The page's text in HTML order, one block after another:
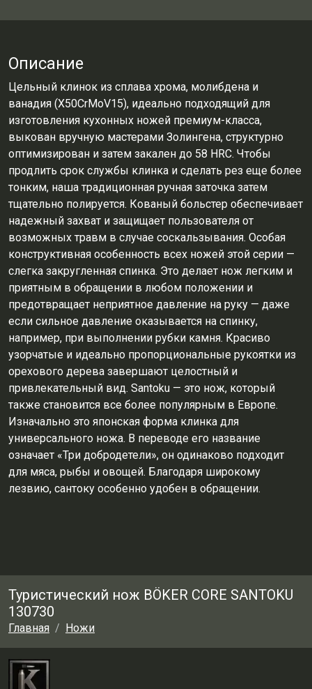
Описание
Цельный клинок из сплава хрома, молибдена и
ванадия (X50CrMoV15), идеально подходящий для
изготовления кухонных ножей премиум-класса,
выкован вручную мастерами Золингена, структурно
оптимизирован и затем закален до 58 HRC. Чтобы
продлить срок службы клинка и сделать рез еще более
тонким, наша традиционная ручная заточка затем
тщательно полируется. Кованый больстер обеспечивает
надежный захват и защищает пользователя от
возможных травм в случае соскальзывания. Особая
конструктивная особенность всех ножей этой серии —
слегка закругленная спинка. Это делает нож легким и
приятным в обращении в любом положении и
предотвращает неприятное давление на руку — даже
если сильное давление оказывается на спинку,
например, при выполнении рубки камня. Красиво
узорчатые и идеально пропорциональные рукоятки из
орехового дерева завершают целостный и
привлекательный вид. Santoku — это нож, который
также становится все более популярным в Европе.
Изначально это японская форма клинка для
универсального ножа. В переводе его название
означает «Три добродетели», он одинаково подходит
для мяса, рыбы и овощей. Благодаря широкому
лезвию, сантоку особенно удобен в обращении.
Туристический нож BÖKER CORE SANTOKU
130730
Главная Ножи